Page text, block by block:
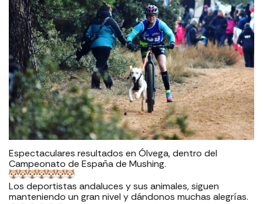
Espectaculares resultados en Ólvega, dentro del
Campeonato de España de Mushing.
Los deportistas andaluces y sus animales, siguen
manteniendo un gran nivel y dándonos muchas alegrías.